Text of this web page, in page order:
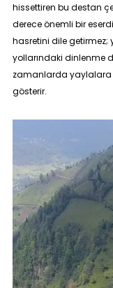
hissettiren bu destan
derece önemli bir
hasretini dile getirmez;
yollarındaki dinlenme
zamanlarda yaylalara
gösterir.